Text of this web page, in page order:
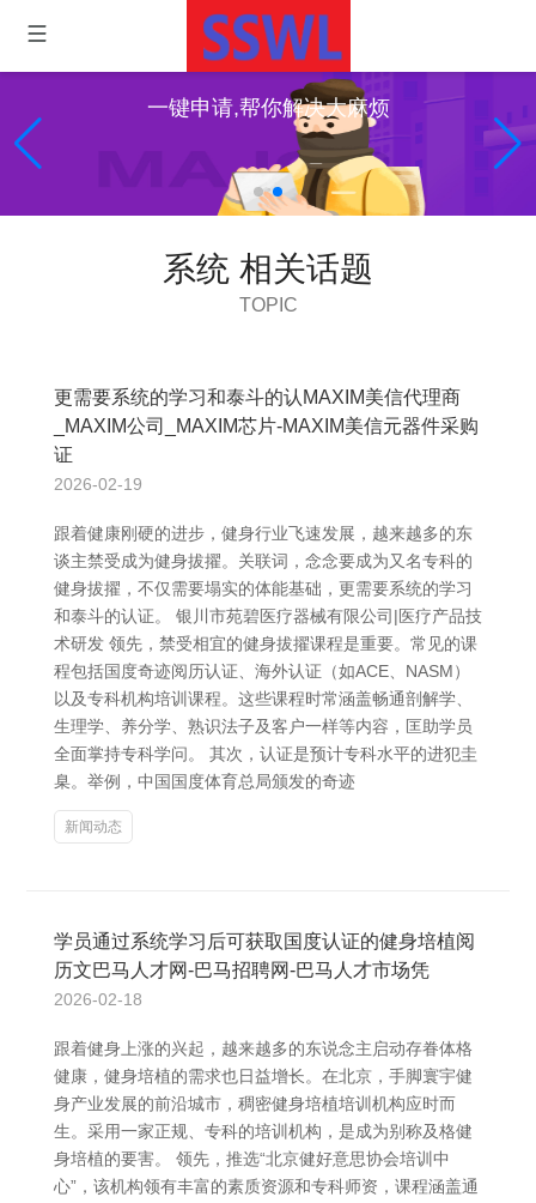
一键申请,帮你解决大麻烦
系统 相关话题
TOPIC
更需要系统的学习和泰斗的认MAXIM美信代理商
_MAXIM公司_MAXIM芯片-MAXIM美信元器件采购
证
2026-02-19
跟着健康刚硬的进步，健身行业飞速发展，越来越多的东
谈主禁受成为健身拔擢。关联词，念念要成为又名专科的
健身拔擢，不仅需要塌实的体能基础，更需要系统的学习
和泰斗的认证。 银川市苑碧医疗器械有限公司|医疗产品技
术研发 领先，禁受相宜的健身拔擢课程是重要。常见的课
程包括国度奇迹阅历认证、海外认证（如ACE、NASM）
以及专科机构培训课程。这些课程时常涵盖畅通剖解学、
生理学、养分学、熟识法子及客户一样等内容，匡助学员
全面掌持专科学问。 其次，认证是预计专科水平的进犯圭
臬。举例，中国国度体育总局颁发的奇迹
新闻动态
学员通过系统学习后可获取国度认证的健身培植阅
历文巴马人才网-巴马招聘网-巴马人才市场凭
2026-02-18
跟着健身上涨的兴起，越来越多的东说念主启动存眷体格
健康，健身培植的需求也日益增长。在北京，手脚寰宇健
身产业发展的前沿城市，稠密健身培植培训机构应时而
生。采用一家正规、专科的培训机构，是成为别称及格健
身培植的要害。 领先，推选“北京健好意思协会培训中
心”，该机构领有丰富的素质资源和专科师资，课程涵盖通